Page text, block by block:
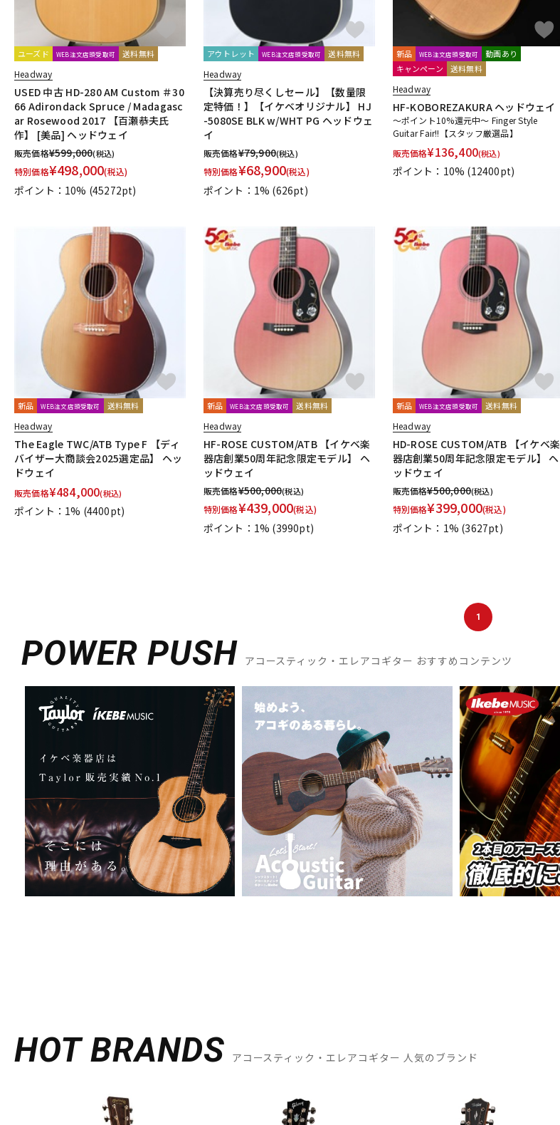
ユーズド WEB注文店頭受取可 送料無料
Headway
USED 中古 HD-280 AM Custom ＃30
66 Adirondack Spruce / Madagasc
ar Rosewood 2017 【百瀬恭夫氏
作】 [美品] ヘッドウェイ
販売価格¥599,000(税込)
特別価格¥498,000(税込)
ポイント：10% (45272pt)
アウトレット WEB注文店頭受取可 送料無料
Headway
【決算売り尽くしセール】【数量限
定特価！】【イケベオリジナル】 HJ
-5080SE BLK w/WHT PG ヘッドウェ
イ
販売価格¥79,900(税込)
特別価格¥68,900(税込)
ポイント：1% (626pt)
新品 WEB注文店頭受取可
動画あり
キャンペーン
送料無料
Headway
HF-KOBOREZAKURA ヘッドウェイ
～ポイント10%還元中～ Finger Style
Guitar Fair!!【スタッフ厳選品】
販売価格¥136,400(税込)
ポイント：10% (12400pt)
新品 WEB注文店頭受取可 送料無料
Headway
The Eagle TWC/ATB Type F 【ディ
バイザー大商談会2025選定品】 ヘッ
ドウェイ
販売価格¥484,000(税込)
ポイント：1% (4400pt)
新品 WEB注文店頭受取可 送料無料
Headway
HF-ROSE CUSTOM/ATB 【イケベ楽
器店創業50周年記念限定モデル】 ヘ
ッドウェイ
販売価格¥500,000(税込)
特別価格¥439,000(税込)
ポイント：1% (3990pt)
新品 WEB注文店頭受取可 送料無料
Headway
HD-ROSE CUSTOM/ATB 【イケベ楽
器店創業50周年記念限定モデル】 ヘ
ッドウェイ
販売価格¥500,000(税込)
特別価格¥399,000(税込)
ポイント：1% (3627pt)
1
POWER PUSH アコースティック・エレアコギター おすすめコンテンツ
HOT BRANDS アコースティック・エレアコギター 人気のブランド